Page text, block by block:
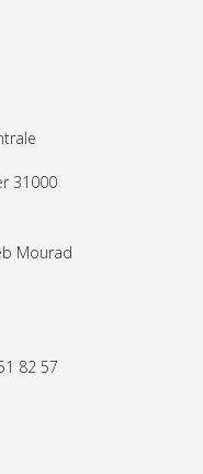
31000
Mourad
82 57